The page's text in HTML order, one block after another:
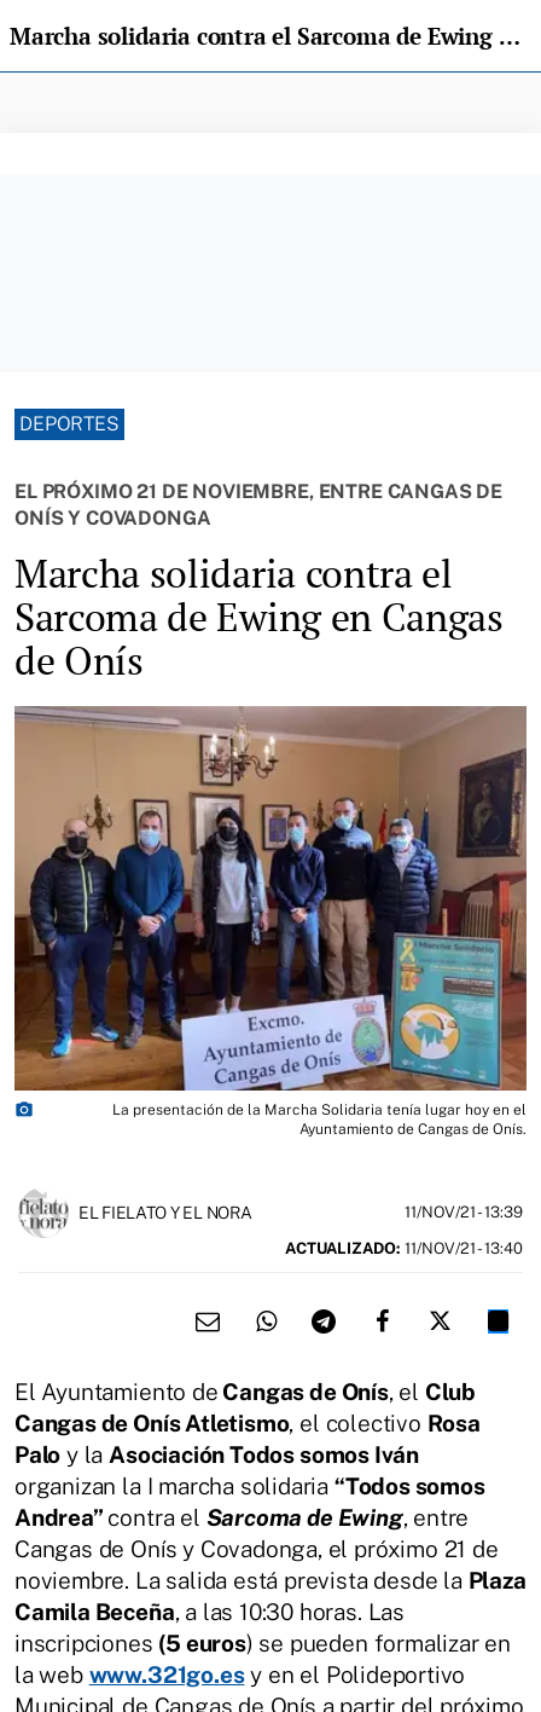
Marcha solidaria contra el Sarcoma de Ewing en Cangas de Onís
DEPORTES
EL PRÓXIMO 21 DE NOVIEMBRE, ENTRE CANGAS DE
ONÍS Y COVADONGA
Marcha solidaria contra el
Sarcoma de Ewing en Cangas
de Onís
photo_camera
La presentación de la Marcha Solidaria tenía lugar hoy en el
Ayuntamiento de Cangas de Onís.
EL FIELATO Y EL NORA 11/NOV/21- 13:39
ACTUALIZADO: 11/NOV/21 - 13:40
El Ayuntamiento de Cangas de Onís, el Club
Cangas de Onís Atletismo, el colectivo Rosa
Palo y la Asociación Todos somos Iván
organizan la I marcha solidaria “Todos somos
Andrea” contra el Sarcoma de Ewing, entre
Cangas de Onís y Covadonga, el próximo 21 de
noviembre. La salida está prevista desde la Plaza
Camila Beceña, a las 10:30 horas. Las
inscripciones (5 euros) se pueden formalizar en
la web www.321go.esy en el Polideportivo
Municipal de Cangas de Onís a partir del próximo